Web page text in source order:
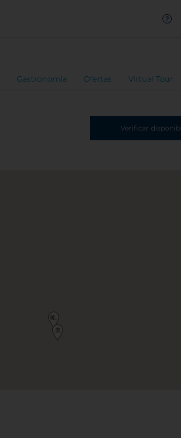
Gastronomía Ofertas Virtual Tour
Verificar